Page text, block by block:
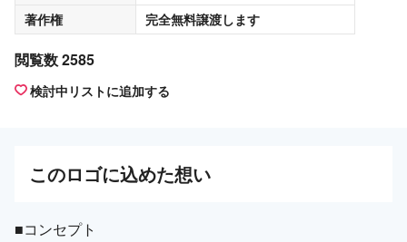
著作権
完全無料譲渡します
閲覧数 2585
検討中リストに追加する
このロゴに込めた想い
■コンセプト